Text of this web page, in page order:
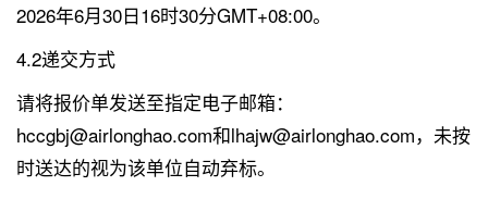
2026年6月30日16时30分GMT+08:00。
4.2递交方式
请将报价单发送至指定电子邮箱：
hccgbj@airlonghao.com和lhajw@airlonghao.com，未按
时送达的视为该单位自动弃标。